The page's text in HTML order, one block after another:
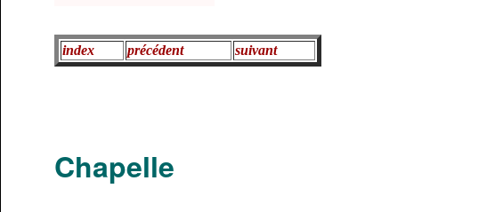
index précédent suivant
Chapelle